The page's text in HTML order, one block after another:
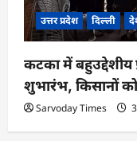
उत्तर प्रदेश दिल्ली
कटका में बहुउद्देशीय
शुभारंभ, किसानों
Sarvoday Times